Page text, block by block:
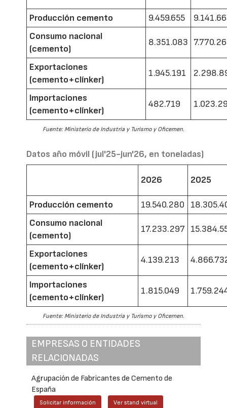
Producción cemento 9.459.655
Consumo nacional
(cemento)
8.351.083
Exportaciones
(cemento+clínker)
1.945.191
Importaciones
(cemento+clínker)
482.719
Fuente: Ministerio de Industria y Turismo y Oficemen.
Datos año móvil (jul'25-jun'26, en toneladas)
2026 2025
Producción cemento 19.540.280
Consumo nacional
(cemento)
17.233.297
Exportaciones
(cemento+clínker)
4.139.213
Importaciones
(cemento+clínker)
1.815.049
Fuente: Ministerio de Industria y Turismo y Oficemen.
EMPRESAS O ENTIDADES
RELACIONADAS
Agrupación de Fabricantes de Cemento de
España
Solicitar información Ver stand virtual